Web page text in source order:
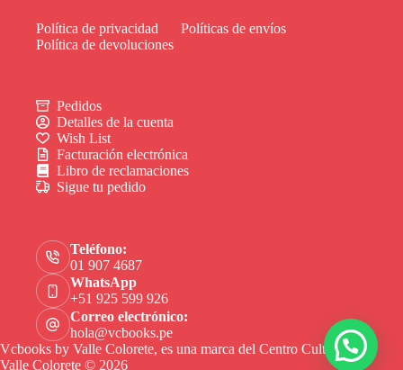
Política de privacidad
Políticas de envíos
Política de devoluciones
Pedidos
Detalles de la cuenta
Wish List
Facturación electrónica
Libro de reclamaciones
Sigue tu pedido
Teléfono:
01 907 4687
WhatsApp
+51 925 599 926
Correo electrónico:
hola@vcbooks.pe
Vcbooks by Valle Colorete, es una marca del Centro Cultural
Valle Colorete © 2026